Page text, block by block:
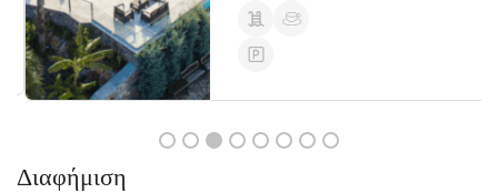
Διαφήμιση